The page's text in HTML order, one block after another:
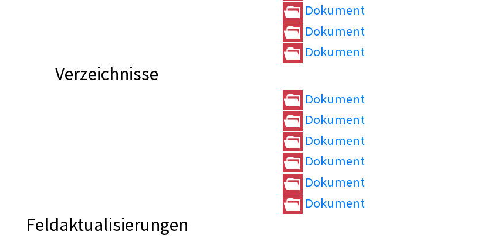
Dokument
Dokument
Dokument
Verzeichnisse
Dokument
Dokument
Dokument
Dokument
Dokument
Dokument
Feldaktualisierungen